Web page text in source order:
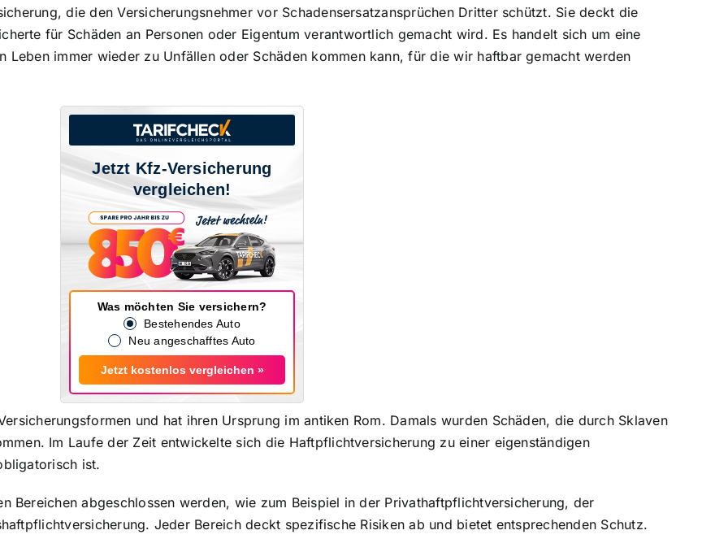
die den Versicherungsnehmer vor Schadensersatzansprüchen Dritter schützt. Sie deckt die
für Schäden an Personen oder Eigentum verantwortlich gemacht wird. Es handelt sich um eine
Leben immer wieder zu Unfällen oder Schäden kommen kann, für die wir haftbar gemacht werden
Jetzt Kfz-Versicherung
vergleichen!
Was möchten Sie versichern?
Bestehendes Auto
Neu angeschafftes Auto
Jetzt kostenlos vergleichen »
und hat ihren Ursprung im antiken Rom. Damals wurden Schäden, die durch Sklaven
Im Laufe der Zeit entwickelte sich die Haftpflichtversicherung zu einer eigenständigen
ist.
Bereichen abgeschlossen werden, wie zum Beispiel in der Privathaftpflichtversicherung, der
Jeder Bereich deckt spezifische Risiken ab und bietet entsprechenden Schutz.